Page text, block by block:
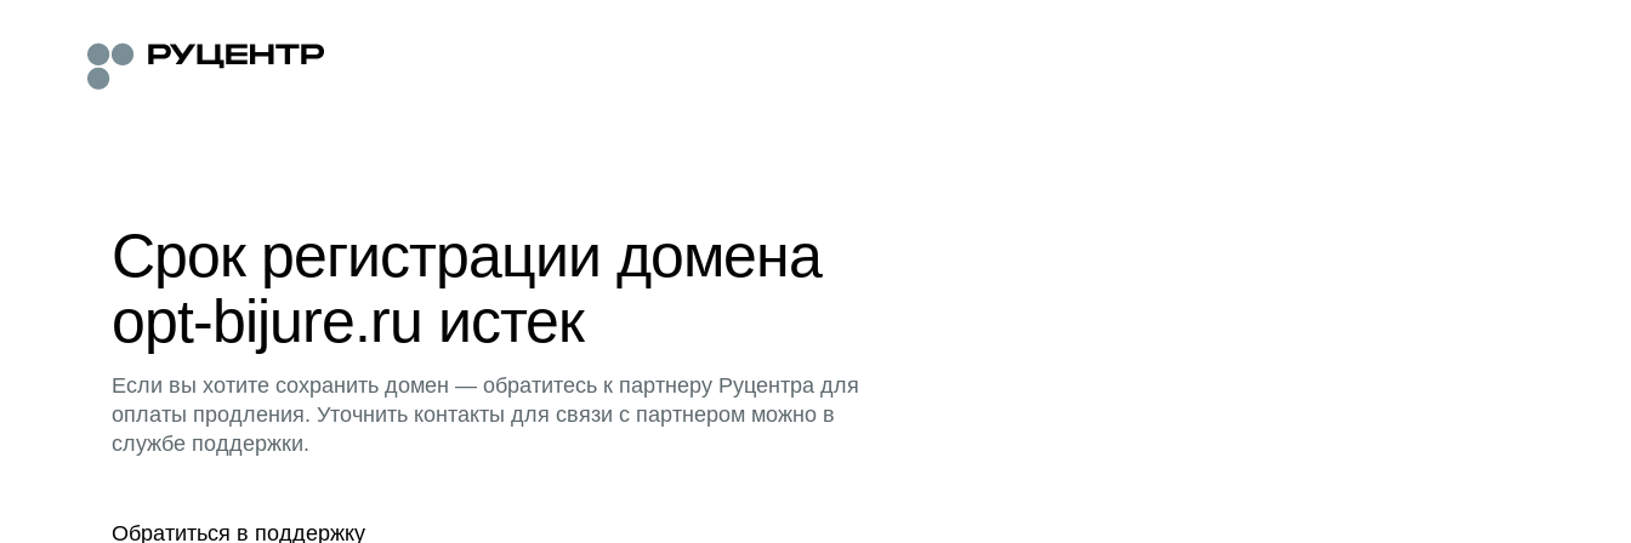
Срок регистрации домена
opt-bijure.ru истек
Если вы хотите сохранить домен — обратитесь к партнеру Руцентра для
оплаты продления. Уточнить контакты для связи с партнером можно в
службе поддержки.
Обратиться в поддержку